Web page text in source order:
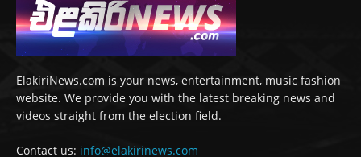
ElakiriNews.com is your news, entertainment, music fashion
website. We provide you with the latest breaking news and
videos straight from the election field.
Contact us: info@elakirinews.com